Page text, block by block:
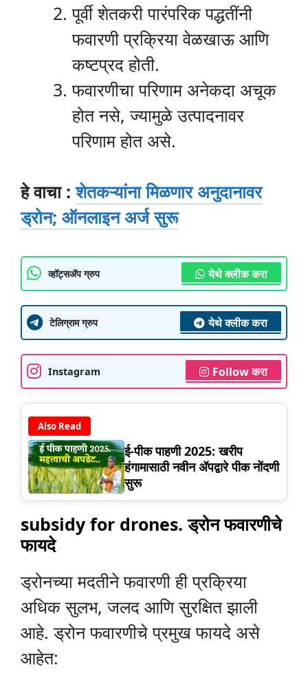
पूर्वी शेतकरी पारंपरिक पद्धतींनी
फवारणी प्रक्रिया वेळखाऊ आणि
कष्टप्रद होती.
फवारणीचा परिणाम अनेकदा अचूक
होत नसे, ज्यामुळे उत्पादनावर
परिणाम होत असे.
हे वाचा : शेतकऱ्यांना मिळणार अनुदानावर
ड्रोन; ऑनलाइन अर्ज सुरू
व्हॉट्सॲप ग्रुप येथे क्लीक करा
टेलिग्राम ग्रुप येथे क्लीक करा
Instagram Follow करा
Also Read
ई-पीक पाहणी 2025: खरीप
हंगामासाठी नवीन ॲपद्वारे पीक नोंदणी
सुरू
subsidy for drones. ड्रोन फवारणीचे
फायदे
ड्रोनच्या मदतीने फवारणी ही प्रक्रिया
अधिक सुलभ, जलद आणि सुरक्षित झाली
आहे. ड्रोन फवारणीचे प्रमुख फायदे असे
आहेत: